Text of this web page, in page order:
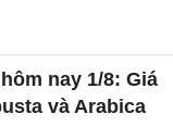
nay 1/8: Giá
và Arabica